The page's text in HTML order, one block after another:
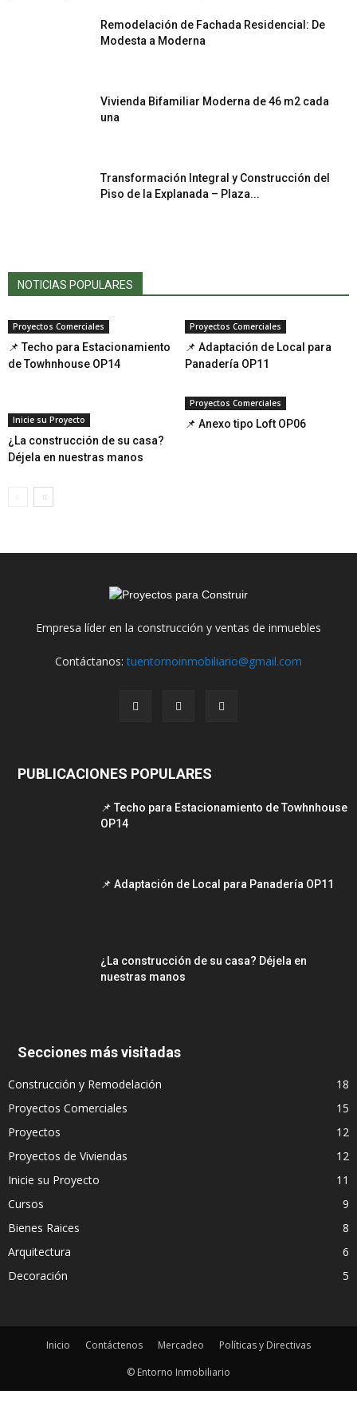
Remodelación de Fachada Residencial: De
Modesta a Moderna
Vivienda Bifamiliar Moderna de 46 m2 cada
una
Transformación Integral y Construcción del
Piso de la Explanada – Plaza...
NOTICIAS POPULARES
Proyectos Comerciales
📌 Techo para Estacionamiento
de Towhnhouse OP14
Proyectos Comerciales
📌 Adaptación de Local para
Panadería OP11
Inicie su Proyecto
¿La construcción de su casa?
Déjela en nuestras manos
Proyectos Comerciales
📌 Anexo tipo Loft OP06
Empresa líder en la construcción y ventas de inmuebles
Contáctanos:tuentornoinmobiliario@gmail.com
PUBLICACIONES POPULARES
📌 Techo para Estacionamiento de Towhnhouse
OP14
📌 Adaptación de Local para Panadería OP11
¿La construcción de su casa? Déjela en
nuestras manos
Secciones más visitadas
Construcción y Remodelación
18
Proyectos Comerciales
15
Proyectos
12
Proyectos de Viviendas
12
Inicie su Proyecto
11
Cursos
9
Bienes Raices
8
Arquitectura
6
Decoración
5
Inicio Contáctenos Mercadeo
Políticas y Directivas
© Entorno Inmobiliario